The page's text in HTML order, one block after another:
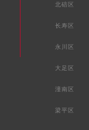
北碚区
长寿区
永川区
大足区
潼南区
梁平区